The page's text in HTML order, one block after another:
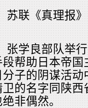
苏联《真理报
张学良部队举
帮助日本帝
子的阴谋活
卫的名字同陕
非偶然。